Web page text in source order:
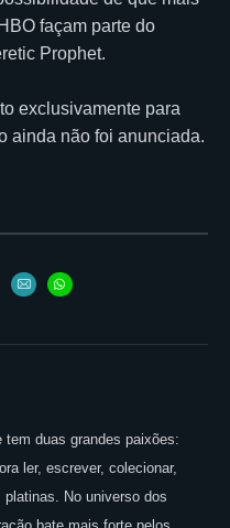
façam parte do
Prophet.
exclusivamente para
ainda não foi anunciada.
tem duas grandes paixões:
ler, escrever, colecionar,
No universo dos